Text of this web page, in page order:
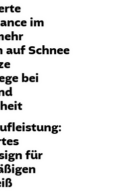
im
Schnee
bei
für